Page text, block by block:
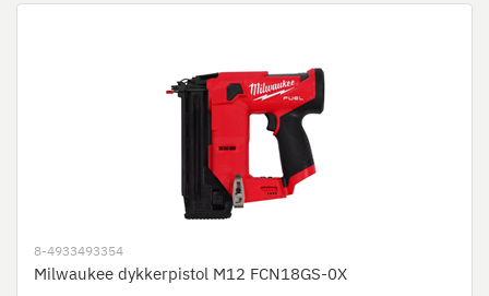
8-4933493354
Milwaukee dykkerpistol M12 FCN18GS-0X